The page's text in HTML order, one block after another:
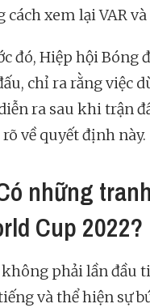
cách xem lại VAR
đó, Hiệp hội Bóng
chỉ ra rằng việc
ra sau khi trận
về quyết định này.
những
Cup 2022?
phải lần đầu
và thể hiện sự